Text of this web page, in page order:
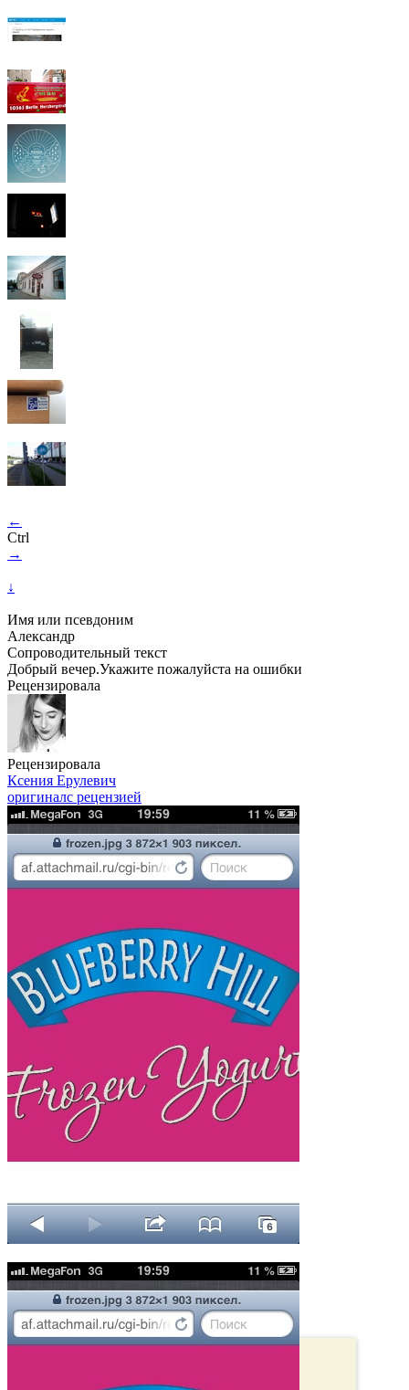
←
Ctrl
→
↓
Имя или псевдоним
Александр
Сопроводительный текст
Добрый вечер.Укажите пожалуйста на ошибки
Рецензировала
Рецензировала
Ксения Ерулевич
оригиналс рецензией